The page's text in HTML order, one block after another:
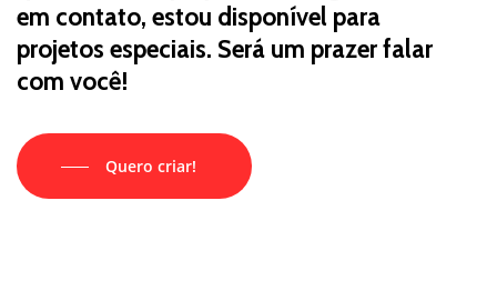
em contato, estou disponível para
projetos especiais. Será um prazer falar
com você!
Quero criar!